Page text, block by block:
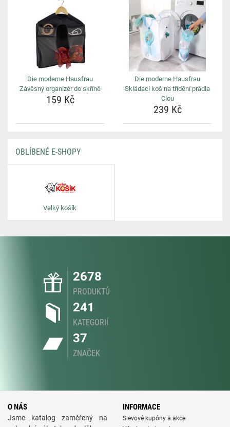
Die moderne Hausfrau
Závěsný organizér do skříně
159 Kč
Die moderne Hausfrau
Skládací koš na třídění prádla
Clou
239 Kč
OBLÍBENÉ E-SHOPY
Velký košík
2678
PRODUKTŮ
241
KATEGORIÍ
37
ZNAČEK
O NÁS
Jsme katalog zaměřený na
INFORMACE
Slevové kupóny a akce